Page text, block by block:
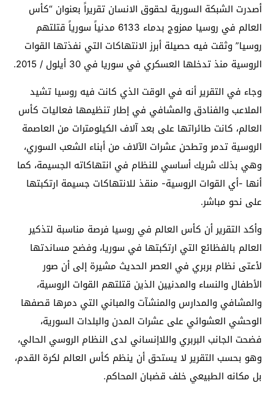
أصدرت الشبكة السورية لحقوق الانسان تقريراً بعنوان “كأس
العالم في روسيا ممزوج بدماء 6133 مدنياً سورياً قتلتهم
روسيا” وثقت فيه حصيلة أبرز الانتهاكات التي نفذتها القوات
الروسية منذ تدخلها العسكري في سوريا في 30 أيلول / 2015.
وجاء في التقرير أنه في الوقت الذي كانت فيه روسيا تشيد
الملاعب والفنادق والمشافي في إطار تنظيمها فعاليات كأس
العالم، كانت طائراتها على بعد آلاف الكيلومترات من العاصمة
الروسية تدمر وتطحن عشرات الآلاف من أبناء الشعب السوري،
وهي بذلك شريك أساسي للنظام في انتهاكاته الجسيمة، كما
أنها -أي القوات الروسية- منقذ للانتهاكات جسيمة ارتكبتها
على نحو مباشر.
وأكد التقرير أن كأس العالم في روسيا فرصة مناسبة لتذكير
العالم بالفظائع التي ارتكبتها في سوريا، وفضح مساندتها
لأعتی نظام بربري في العصر الحديث مشيرة إلى أن صور
الأطفال والنساء والمدنيين الذين قتلتهم القوات الروسية،
والمشافي والمدارس والمنشآت والمباني التي دمرها قصفها
الوحشي العشوائي على عشرات المدن والبلدات السورية،
فضحت الجانب البربري واللاإنساني لدى النظام الروسي الحالي،
وهو بحسب التقرير لا يستحق أن ينظم كأس العالم لكرة القدم،
بل مكانه الطبيعي خلف قضبان المحاكم.